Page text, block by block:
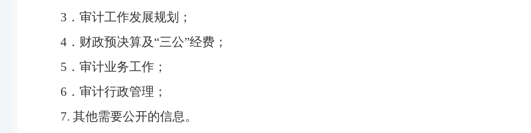
3．审计工作发展规划；
4．财政预决算及“三公”经费；
5．审计业务工作；
6．审计行政管理；
7. 其他需要公开的信息。